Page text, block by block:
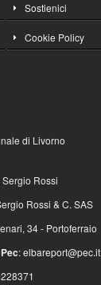
Sostienici
Cookie Policy
di Livorno
Sergio Rossi
Rossi & C. SAS
34 - Portoferraio
Pec:elbareport@pec.it